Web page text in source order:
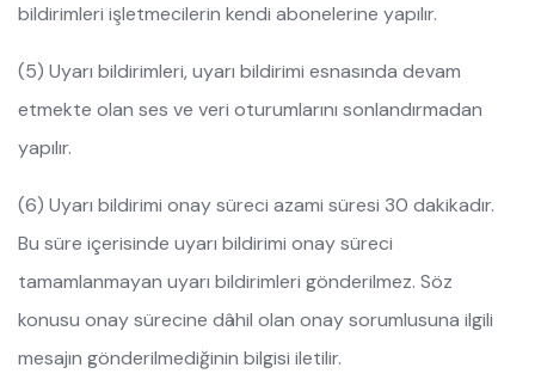
bildirimleri işletmecilerin kendi abonelerine yapılır.
(5) Uyarı bildirimleri, uyarı bildirimi esnasında devam
etmekte olan ses ve veri oturumlarını sonlandırmadan
yapılır.
(6) Uyarı bildirimi onay süreci azami süresi 30 dakikadır.
Bu süre içerisinde uyarı bildirimi onay süreci
tamamlanmayan uyarı bildirimleri gönderilmez. Söz
konusu onay sürecine dâhil olan onay sorumlusuna ilgili
mesajın gönderilmediğinin bilgisi iletilir.